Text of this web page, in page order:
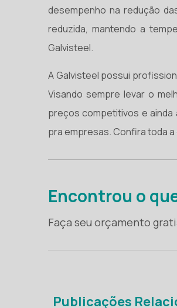
desempenho na redução
reduzida, mantendo a
Galvisteel.
A Galvisteel possui
Visando sempre levar o
preços competitivos e
pra empresas. Confira toda
Encontrou o
Faça seu orçamento
Publicações